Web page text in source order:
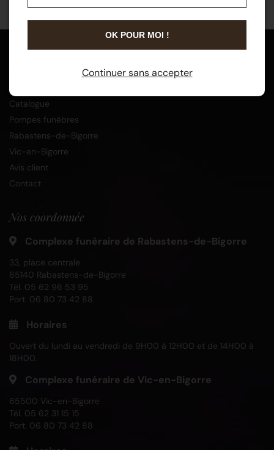
Catalogue
Pompes funèbres
Rabastens-de-Bigorre
Vic-en-Bigorre
Avis client
Contact
Nos coordonnée
Complexe funéraire de Rabastens-de-Bigorre
33, place centrale
65140 Rabastens-de-Bigorre
Tél. 05 62 96 53 95
Port. 06 80 73 42 88
Horaires
Ouvert du lundi au vendredi de 9H00 à 12H00 et de 14H00 à
18H00.
Complexe funéraire de Vic-en-Bigorre
65500 Vic-en-Bigorre
Tél. 05 62 31 15 15
Port. 06 80 73 42 88
OK POUR MOI !
Continuer sans accepter